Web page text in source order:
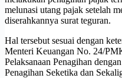
melunasi utang pajak setelah
diserahkannya surat teguran.
Hal tersebut sesuai dengan
Menteri Keuangan No. 24/
Pelaksanaan Penagihan
Penagihan Seketika dan